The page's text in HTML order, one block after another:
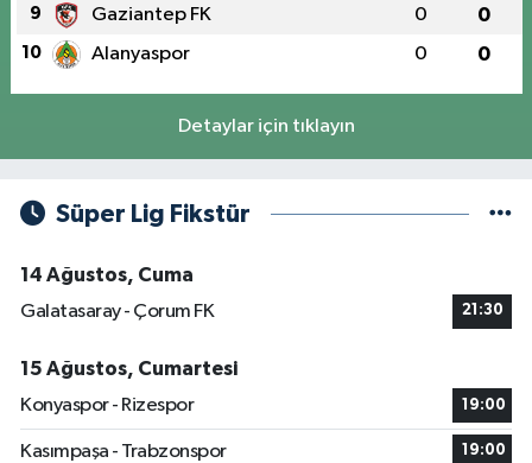
9 Gaziantep FK 0 0
10 Alanyaspor 0 0
Detaylar için tıklayın
Süper Lig Fikstür
14 Ağustos, Cuma
Galatasaray - Çorum FK
21:30
15 Ağustos, Cumartesi
Konyaspor - Rizespor
19:00
Kasımpaşa - Trabzonspor 19:00